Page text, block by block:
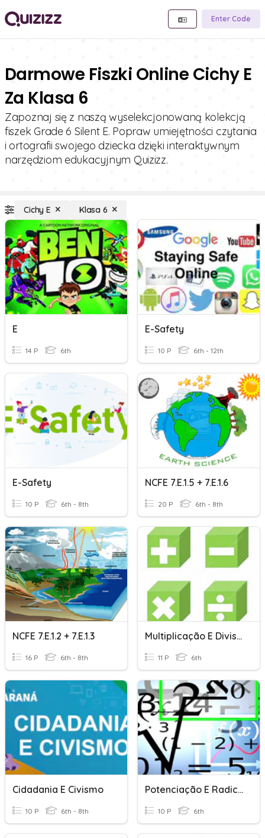
Enter Code
Darmowe Fiszki Online Cichy E
Za Klasa 6
Zapoznaj się z naszą wyselekcjonowaną kolekcją
fiszek Grade 6 Silent E. Popraw umiejętności czytania
i ortografii swojego dziecka dzięki interaktywnym
narzędziom edukacyjnym Quizizz.
Cichy E Klasa 6
E
14 P 6th
E-Safety
10 P 6th - 12th
E-Safety
10 P 6th - 8th
NCFE 7.E.1.5 + 7.E.1.6
20 P 6th - 8th
NCFE 7.E.1.2 + 7.E.1.3
16 P 6th - 8th
Multiplicação E Divisão
11 P 6th
Cidadania E Civismo
10 P 6th - 8th
Potenciação E Radiciação
10 P 6th